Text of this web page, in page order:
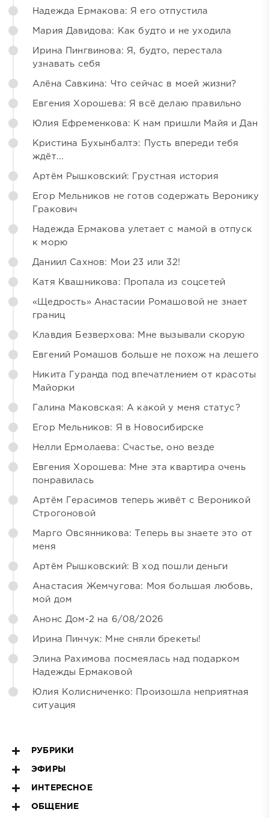
Надежда Ермакова: Я его отпустила
Мария Давидова: Как будто и не уходила
Ирина Пингвинова: Я, будто, перестала
узнавать себя
Алёна Савкина: Что сейчас в моей жизни?
Евгения Хорошева: Я всё делаю правильно
Юлия Ефременкова: К нам пришли Майя и Дан
Кристина Бухынбалтэ: Пусть впереди тебя
ждёт...
Артём Рышковский: Грустная история
Егор Мельников не готов содержать Веронику
Гракович
Надежда Ермакова улетает с мамой в отпуск
к морю
Даниил Сахнов: Мои 23 или 32!
Катя Квашникова: Пропала из соцсетей
«Щедрость» Анастасии Ромашовой не знает
границ
Клавдия Безверхова: Мне вызывали скорую
Евгений Ромашов больше не похож на лешего
Никита Гуранда под впечатлением от красоты
Майорки
Галина Маковская: А какой у меня статус?
Егор Мельников: Я в Новосибирске
Нелли Ермолаева: Счастье, оно везде
Евгения Хорошева: Мне эта квартира очень
понравилась
Артём Герасимов теперь живёт с Вероникой
Строгоновой
Марго Овсянникова: Теперь вы знаете это от
меня
Артём Рышковский: В ход пошли деньги
Анастасия Жемчугова: Моя большая любовь,
мой дом
Анонс Дом-2 на 6/08/2026
Ирина Пинчук: Мне сняли брекеты!
Элина Рахимова посмеялась над подарком
Надежды Ермаковой
Юлия Колисниченко: Произошла неприятная
ситуация
РУБРИКИ
ЭФИРЫ
ИНТЕРЕСНОЕ
ОБЩЕНИЕ